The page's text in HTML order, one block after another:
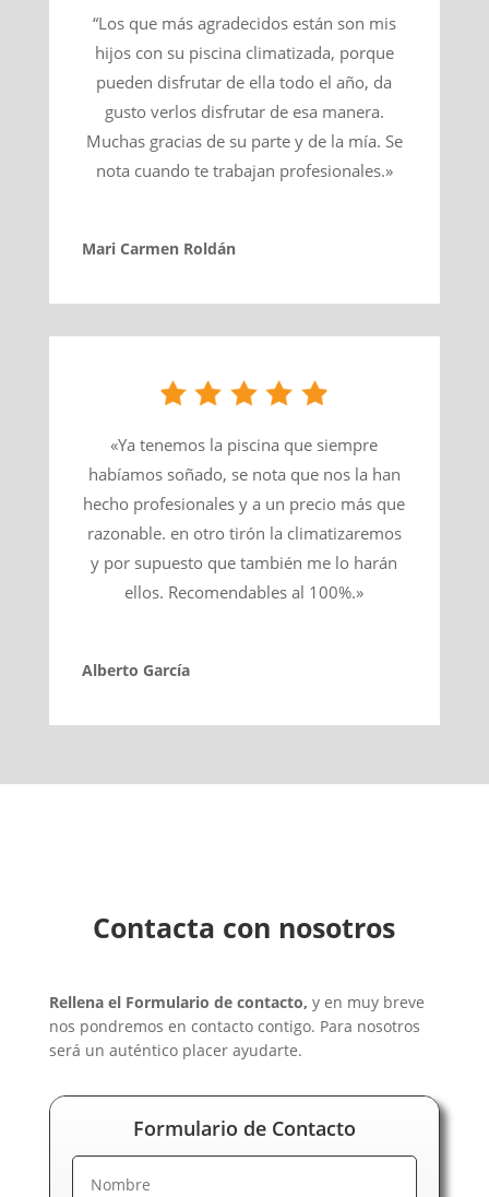
“Los que más agradecidos están son mis
hijos con su piscina climatizada, porque
pueden disfrutar de ella todo el año, da
gusto verlos disfrutar de esa manera.
Muchas gracias de su parte y de la mía. Se
nota cuando te trabajan profesionales.»
Mari Carmen Roldán
«Ya tenemos la piscina que siempre
habíamos soñado, se nota que nos la han
hecho profesionales y a un precio más que
razonable. en otro tirón la climatizaremos
y por supuesto que también me lo harán
ellos. Recomendables al 100%.»
Alberto García
Contacta con nosotros
Rellena el Formulario de contacto, y en muy breve
nos pondremos en contacto contigo. Para nosotros
será un auténtico placer ayudarte.
Formulario de Contacto